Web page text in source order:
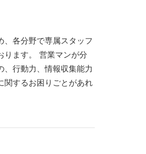
各分野で専属スタッフ
ります。 営業マンが分
行動力、情報収集能力
関するお困りごとがあれ